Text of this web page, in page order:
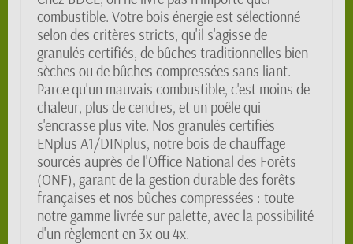
combustible. Votre bois énergie est sélectionné
selon des critères stricts, qu'il s'agisse de
granulés certifiés, de bûches traditionnelles bien
sèches ou de bûches compressées sans liant.
Parce qu'un mauvais combustible, c'est moins de
chaleur, plus de cendres, et un poêle qui
s'encrasse plus vite. Nos granulés certifiés
ENplus A1/DINplus, notre bois de chauffage
sourcés auprès de l'Office National des Forêts
(ONF), garant de la gestion durable des forêts
françaises et nos bûches compressées : toute
notre gamme livrée sur palette, avec la possibilité
d'un règlement en 3x ou 4x.